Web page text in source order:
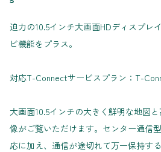
迫力の10.5インチ大画面HDディスプレ
ビ機能をプラス。
対応T-Connectサービスプラン：T-
大画面10.5インチの大きく鮮明な地図
像がご覧いただけます。センター通信
応に加え、通信が途切れて万一保持す